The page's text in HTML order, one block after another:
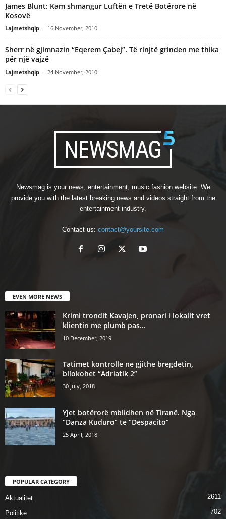
James Blunt: Kam shmangur Luftën e Tretë Botërore në
Kosovë
Lajmetshqip - 16 November, 2010
Sherr në gjimnazin “Eqerem Çabej”. Të rinjtë grinden me thika
për një vajzë
Lajmetshqip - 24 November, 2010
Newsmag is your news, entertainment, music fashion website. We
provide you with the latest breaking news and videos straight from the
entertainment industry.
Contact us: contact@yoursite.com
EVEN MORE NEWS
Krimi trondit Kavajen, pronari i lokalit vret
klientin me plumb pas...
10 December, 2019
Tatimet kontrolle ne gjithe bregdetin,
bllokohet “Adriatik 2”
30 July, 2018
Yjet botërorë mblidhen në Tiranë. Nga
“Danza Kuduro” te “Despacito”
25 April, 2018
POPULAR CATEGORY
Aktualitet 2611
Politike 702